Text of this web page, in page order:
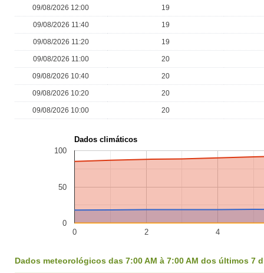
09/08/2026 12:00 19
09/08/2026 11:40 19
09/08/2026 11:20 19
09/08/2026 11:00 20
09/08/2026 10:40 20
09/08/2026 10:20 20
09/08/2026 10:00 20
Dados climáticos
0 2 4
0
50
100
Dados meteorológicos das 7:00 AM à 7:00 AM dos últimos 7